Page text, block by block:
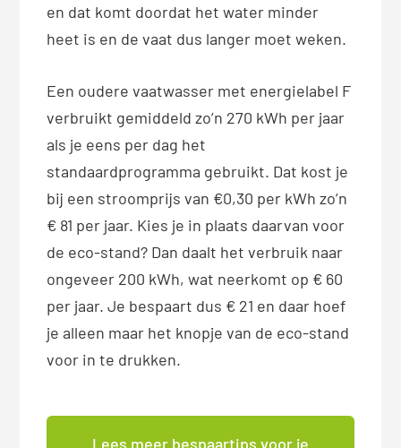
en dat komt doordat het water minder
heet is en de vaat dus langer moet weken.
Een oudere vaatwasser met energielabel F
verbruikt gemiddeld zo’n 270 kWh per jaar
als je eens per dag het
standaardprogramma gebruikt. Dat kost je
bij een stroomprijs van €0,30 per kWh zo’n
€ 81 per jaar. Kies je in plaats daarvan voor
de eco-stand? Dan daalt het verbruik naar
ongeveer 200 kWh, wat neerkomt op € 60
per jaar. Je bespaart dus € 21 en daar hoef
je alleen maar het knopje van de eco-stand
voor in te drukken.
Lees meer bespaartips voor je